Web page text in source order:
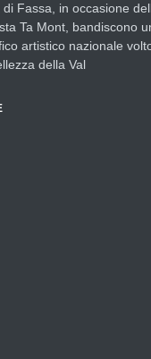
Fassa, in occasione
Ta Mont, bandiscono
artistico nazionale
della Val